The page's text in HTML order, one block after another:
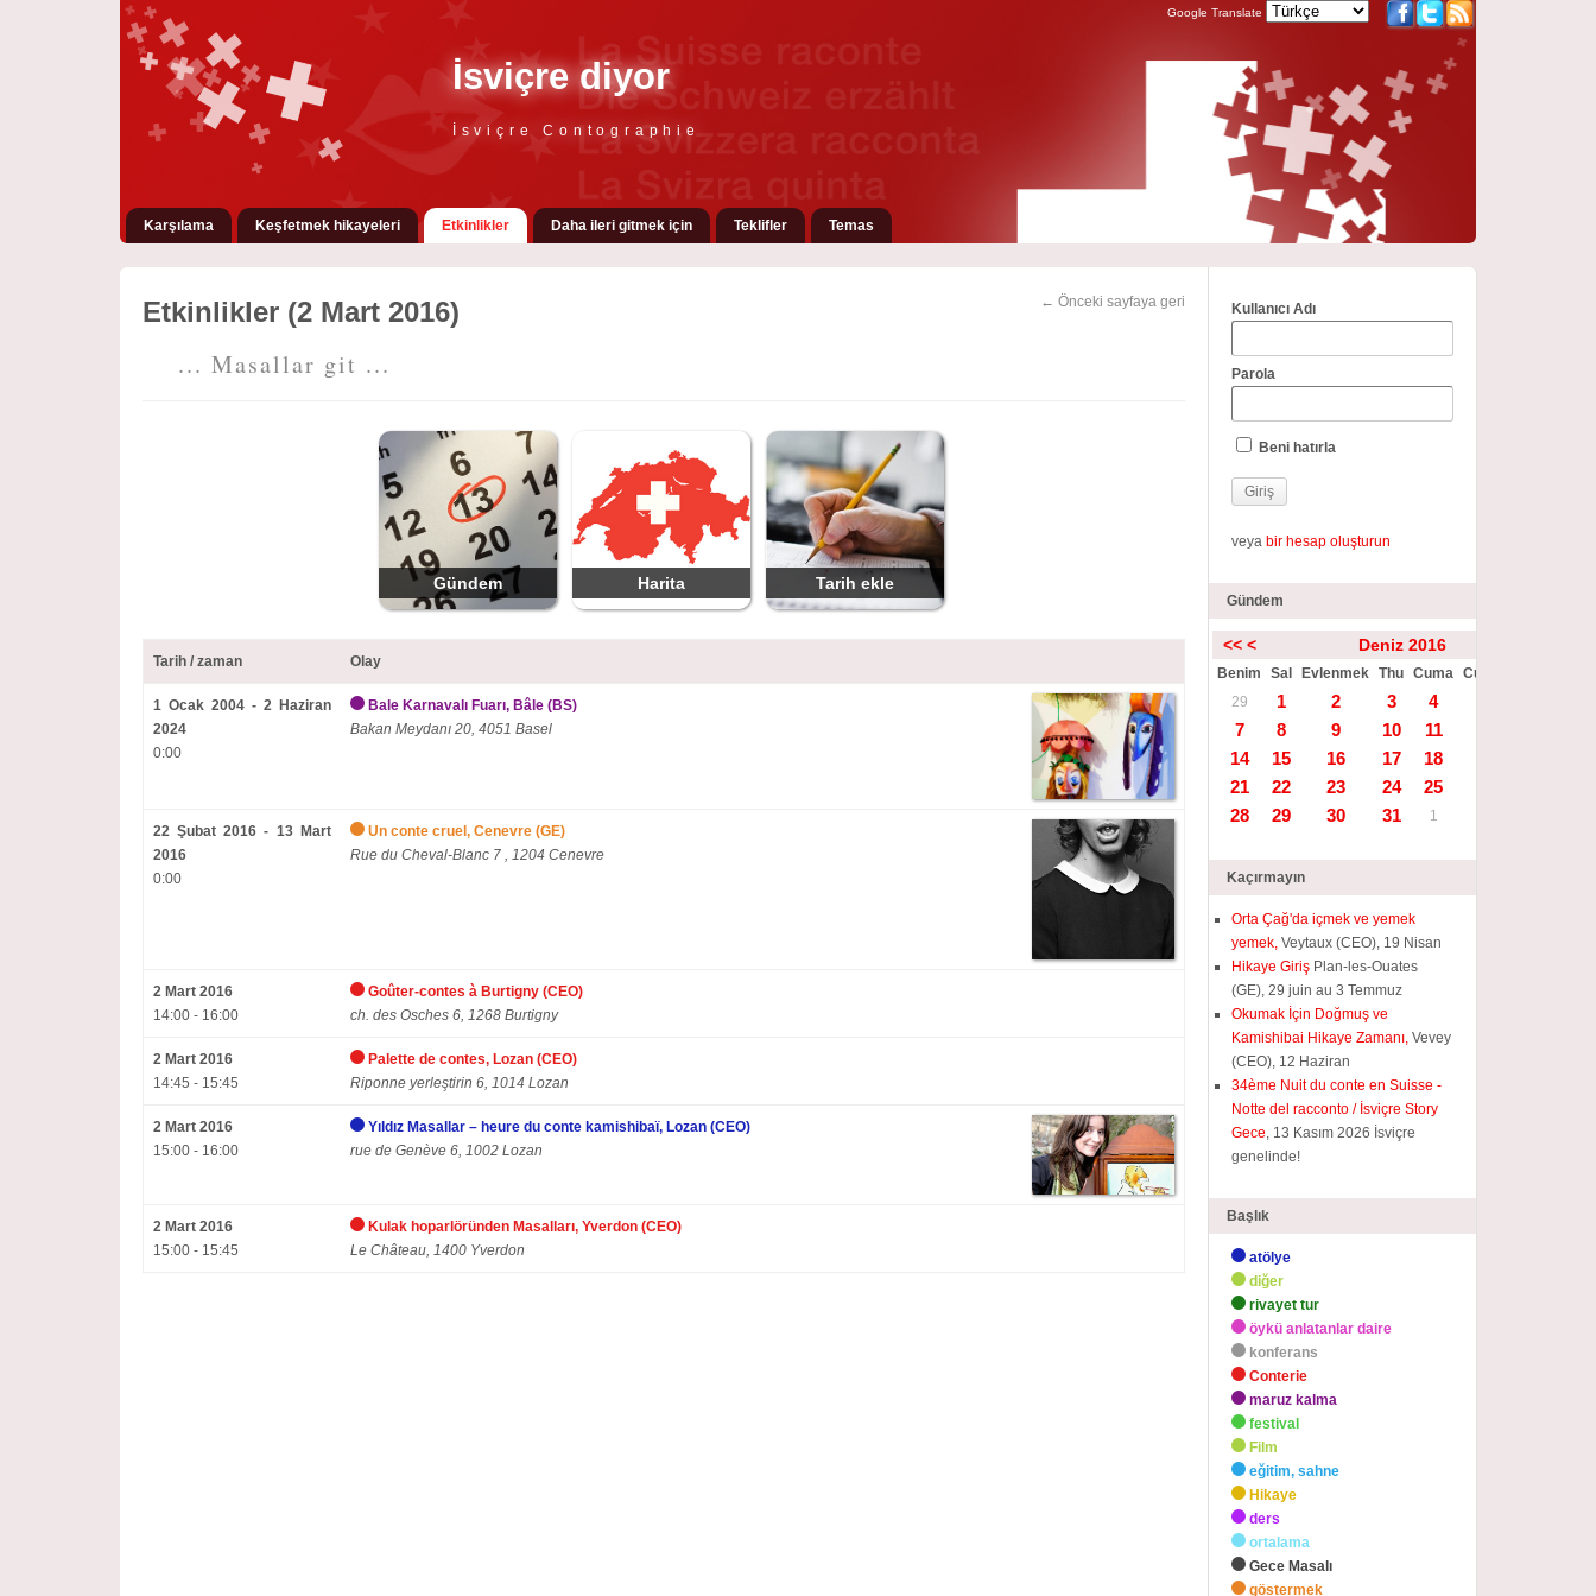
İsviçre diyor
İsviçre Contographie
Google Translate
Karşılama Keşfetmek hikayeleri Etkinlikler Daha ileri gitmek için Teklifler Temas
← Önceki sayfaya geri
Etkinlikler (2 Mart 2016)
... Masallar git ...
Gündem Harita Tarih ekle
Tarih / zaman Olay
1 Ocak 2004 - 2 Haziran
2024
0:00
Bale Karnavalı Fuarı, Bâle (BS)
Bakan Meydanı 20, 4051 Basel
22 Şubat 2016 - 13 Mart
2016
0:00
Un conte cruel, Cenevre (GE)
Rue du Cheval-Blanc7 , 1204 Cenevre
2 Mart 2016
14:00 - 16:00
Goûter-contes à Burtigny (CEO)
ch. des Osches 6, 1268 Burtigny
2 Mart 2016
14:45 - 15:45
Palette de contes, Lozan (CEO)
Riponne yerleştirin 6, 1014 Lozan
2 Mart 2016
15:00 - 16:00
Yıldız Masallar – heure du conte kamishibaï, Lozan (CEO)
rue de Genève 6, 1002 Lozan
2 Mart 2016
15:00 - 15:45
Kulak hoparlöründen Masalları, Yverdon (CEO)
Le Château, 1400 Yverdon
Kullanıcı Adı
Parola
Beni hatırla
veya bir hesap oluşturun
Gündem
<< < Deniz 2016
Benim Sal Evlenmek Thu Cuma Cumartesi
29
1 2 3 4
7
8 9 10 11
14
15 16 17 18
21
22 23 24 25
28
29 30 31 1
Kaçırmayın
Orta Çağ'da içmek ve yemek
yemek, Veytaux (CEO), 19 Nisan
Hikaye Giriş Plan-les-Ouates
(GE), 29 juin au 3 Temmuz
Okumak İçin Doğmuş ve
Kamishibai Hikaye Zamanı, Vevey
(CEO), 12 Haziran
34ème Nuit du conte en Suisse -
Notte del racconto / İsviçre Story
Gece, 13 Kasım 2026 İsviçre
genelinde!
Başlık
atölye
diğer
rivayet tur
öykü anlatanlar daire
konferans
Conterie
maruz kalma
festival
Film
eğitim, sahne
Hikaye
ders
ortalama
Gece Masalı
göstermek